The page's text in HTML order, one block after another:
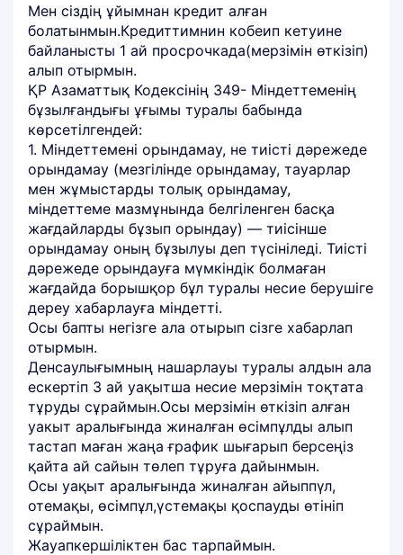
Мен сіздің ұйымнан кредит алған
болатынмын.Кредиттимнин кобеип кетуине
байланысты 1 ай просрочкада(мерзімін өткізіп)
алып отырмын.
ҚР Азаматтық Кодексінің 349- Мiндеттеменiң
бұзылғандығы ұғымы туралы бабында
көрсетілгендей:
1. Мiндеттеменi орындамау, не тиiстi дәрежеде
орындамау (мезгiлiнде орындамау, тауарлар
мен жұмыстарды толық орындамау,
мiндеттеме мазмұнында белгiленген басқа
жағдайларды бұзып орындау) — тиiсiнше
орындамау оның бұзылуы деп түсiнiледi. Тиiстi
дәрежеде орындауға мүмкiндiк болмаған
жағдайда борышқор бұл туралы несие берушiге
дереу хабарлауға мiндеттi.
Осы бапты негізге ала отырып сізге хабарлап
отырмын.
Денсаулығымның нашарлауы туралы алдын ала
ескертіп 3 ай уақытша несие мерзімін тоқтата
тұруды сұраймын.Осы мерзімін өткізіп алған
уакыт аралығында жиналған өсімпұлды алып
тастап маған жаңа ғрафик шығарып берсеңіз
қайта ай сайын төлеп тұруға дайынмын.
Осы уақыт аралығында жиналған айыппүл,
отемақы, өсімпұл,үстемақы қоспауды өтініп
сұраймын.
Жауапкершіліктен бас тарпаймын.